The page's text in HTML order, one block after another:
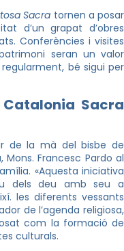
Sacra tornen a posar
d’un grapat d’obres
Conferències i visites
seran un valor
bé sigui per
Catalonia Sacra
de la mà del bisbe de
Francesc Pardo al
«Aquesta iniciativa
dels deu amb seu a
les diferents vessants
de l’agenda religiosa,
com la formació de
culturals.